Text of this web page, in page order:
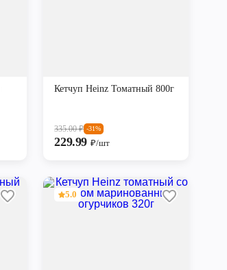
Кетчуп Heinz Томатный 800г
335.00₽ -31%
229.99 ₽/шт
5.0